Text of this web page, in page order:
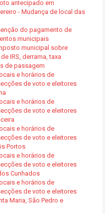
antecipado em
- Mudança de local das
do pagamento de
municipais
municipal sobre
IRS, derrama, taxa
de passagem
e horários de
de voto e eleitores
e horários de
de voto e eleitores
e horários de
de voto e eleitores
Portos
e horários de
de voto e eleitores
Cunhados
e horários de
de voto e eleitores
Maria, São Pedro e